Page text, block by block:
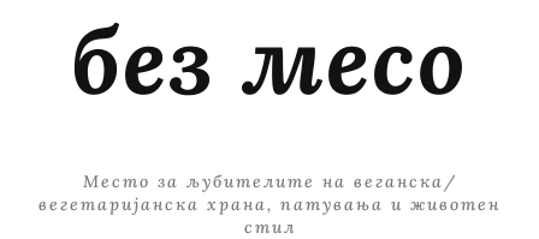
без месо
Место за љубителите на веганска/
вегетаријанска храна, патувања и животен
стил